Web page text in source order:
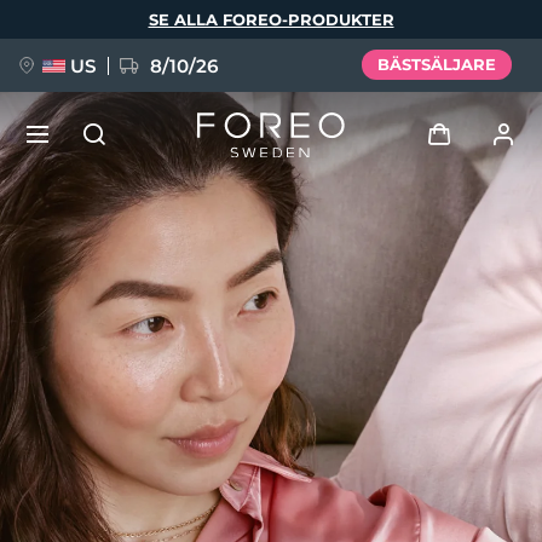
SE ALLA FOREO-PRODUKTER
US 8/10/26 BÄSTSÄLJARE
Logga in
Användarprofil
Mina enheter
Mina beställningar
Mina adresser
Mina prenumerationer
NYHET
FAQ™ Pure Beauty-Tech Elixir
BREAKING NEWS
issa™ Teeth Whitening Set
Språk
English Deutsch
Español
Français
Italiano
Português
Polski
Svenska
Русский
Türkçe
简体中文 繁體中文